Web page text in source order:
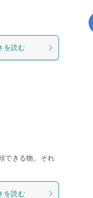
を読む
できる物。それ
を読む